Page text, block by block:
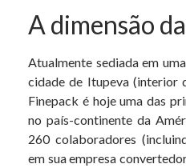
A dimensão
Atualmente sediada em
cidade de Itupeva (interior
Finepack é hoje uma das
no país-continente da
260 colaboradores
em sua empresa